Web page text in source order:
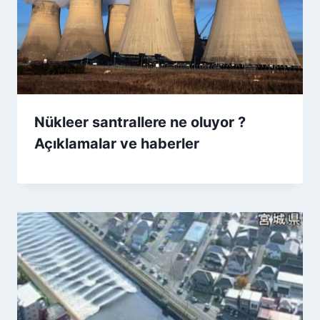
Nükleer santrallere ne oluyor ?
Açıklamalar ve haberler